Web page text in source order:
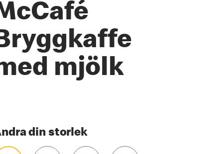
mjölk
din storlek